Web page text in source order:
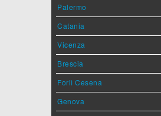
Palermo
Catania
Vicenza
Brescia
Forlì Cesena
Genova